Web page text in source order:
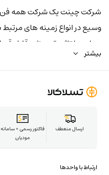
شرکت چینت یک شرکت همه فن
وسیع در انواع زمینه های
سطوح ولتاژی تجهیزات قابل
بیشتر
فاکتور رسمی + سامانه
مودیان
ارسال منعطف
ارتباط با واحدها